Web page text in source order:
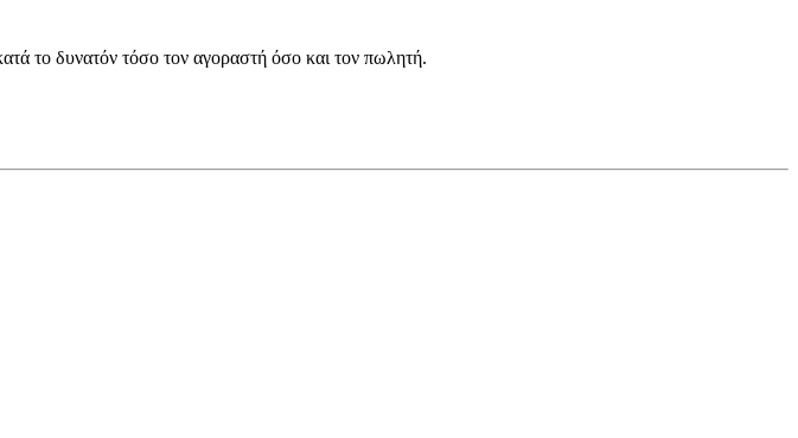
το δυνατόν τόσο τον αγοραστή όσο και τον πωλητή.